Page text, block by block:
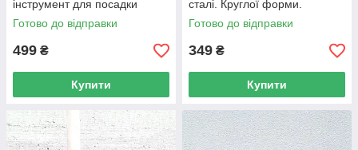
інструмент для посадки
розсади.
Готово до відправки
499 ₴
Купити
сталі. Круглої форми.
Готово до відправки
349 ₴
Купити